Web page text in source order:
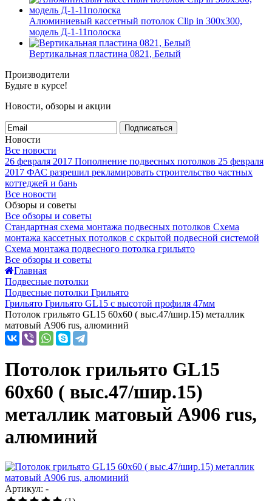
Алюминиевый кассетный потолок Clip in 300х300,
модель Д-1-11полоска
Вертикальная пластина 0821, Белый
Производители
Будьте в курсе!
Новости, обзоры и акции
Подписаться
Новости
Все новости
26 февраля 2017 Пополнение подвесных потолков 25 февраля
2017 ФАС разрешил рекламировать строительство частных
коттеджей и бань
Все новости
Обзоры и советы
Все обзоры и советы
Стандартная схема монтажа подвесных потолков Схема
монтажа кассетных потолков с скрытой подвесной системой
Схема монтажа подвесного потолка грильято
Все обзоры и советы
Главная
Подвесные потолки
Подвесные потолки Грильято
Грильято Грильято GL15 с высотой профиля 47мм
Потолок грильято GL15 60х60 ( выс.47/шир.15) металлик
матовый А906 rus, алюминий
Потолок грильято GL15
60х60 ( выс.47/шир.15)
металлик матовый А906 rus,
алюминий
Артикул: -